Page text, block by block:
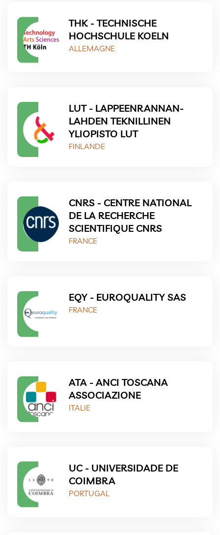
THK - TECHNISCHE
HOCHSCHULE KOELN
ALLEMAGNE
LUT - LAPPEENRANNAN-
LAHDEN TEKNILLINEN
YLIOPISTO LUT
FINLANDE
CNRS - CENTRE NATIONAL
DE LA RECHERCHE
SCIENTIFIQUE CNRS
FRANCE
EQY - EUROQUALITY SAS
FRANCE
ATA - ANCI TOSCANA
ASSOCIAZIONE
ITALIE
UC - UNIVERSIDADE DE
COIMBRA
PORTUGAL